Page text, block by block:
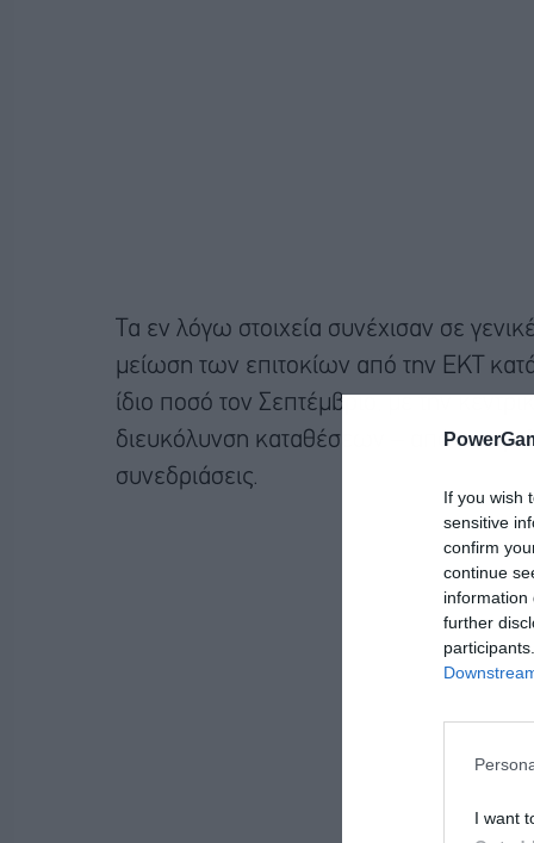
If you wish
sensitive
confirm
continue
information
further
I want
Τα εν λόγω στοιχεία συνέχισαν σε
μείωση των επιτοκίων από την ΕΚΤ
ίδιο ποσό τον Σεπτέμβριο, με την
διευκόλυνση καταθέσεων – από το
συνεδριάσεις.